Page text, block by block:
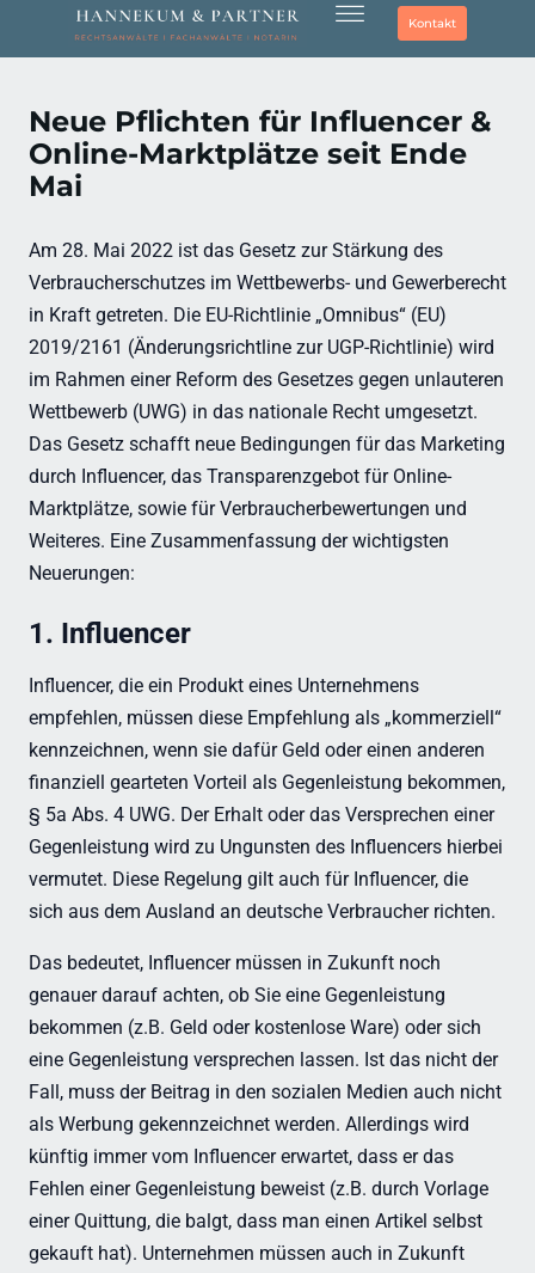
Kontakt
Neue Pflichten für Influencer &
Online-Marktplätze seit Ende
Mai
Am 28. Mai 2022 ist das Gesetz zur Stärkung des
Verbraucherschutzes im Wettbewerbs- und Gewerberecht
in Kraft getreten. Die EU-Richtlinie „Omnibus“ (EU)
2019/2161 (Änderungsrichtline zur UGP-Richtlinie) wird
im Rahmen einer Reform des Gesetzes gegen unlauteren
Wettbewerb (UWG) in das nationale Recht umgesetzt.
Das Gesetz schafft neue Bedingungen für das Marketing
durch Influencer, das Transparenzgebot für Online-
Marktplätze, sowie für Verbraucherbewertungen und
Weiteres. Eine Zusammenfassung der wichtigsten
Neuerungen:
1. Influencer
Influencer, die ein Produkt eines Unternehmens
empfehlen, müssen diese Empfehlung als „kommerziell“
kennzeichnen, wenn sie dafür Geld oder einen anderen
finanziell gearteten Vorteil als Gegenleistung bekommen,
§ 5a Abs. 4 UWG. Der Erhalt oder das Versprechen einer
Gegenleistung wird zu Ungunsten des Influencers hierbei
vermutet. Diese Regelung gilt auch für Influencer, die
sich aus dem Ausland an deutsche Verbraucher richten.
Das bedeutet, Influencer müssen in Zukunft noch
genauer darauf achten, ob Sie eine Gegenleistung
bekommen (z.B. Geld oder kostenlose Ware) oder sich
eine Gegenleistung versprechen lassen. Ist das nicht der
Fall, muss der Beitrag in den sozialen Medien auch nicht
als Werbung gekennzeichnet werden. Allerdings wird
künftig immer vom Influencer erwartet, dass er das
Fehlen einer Gegenleistung beweist (z.B. durch Vorlage
einer Quittung, die balgt, dass man einen Artikel selbst
gekauft hat). Unternehmen müssen auch in Zukunft